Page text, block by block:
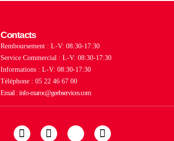
Contacts
Remboursement : L-V: 08:30-17:30
Service Commercial : L-V: 08:30-17:30
Informations : L-V: 08:30-17:30
Téléphone : 05 22 46 67 00
Email : info-maroc@geebservices.com